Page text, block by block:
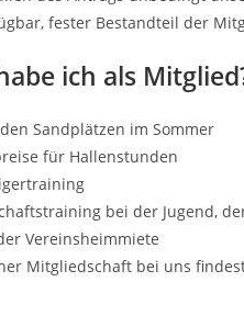
fester Bestandteil der
ich als
Sandplätzen im Sommer
für Hallenstunden
bei der Jugend,
Vereinsheimmiete
Mitgliedschaft bei uns